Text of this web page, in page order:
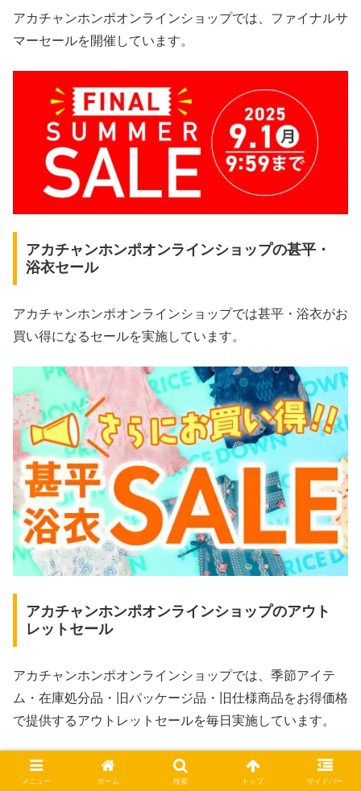
アカチャンホンポオンラインショップでは、ファイナルサ
マーセールを開催しています。
アカチャンホンポオンラインショップの甚平・
浴衣セール
アカチャンホンポオンラインショップでは甚平・浴衣がお
買い得になるセールを実施しています。
アカチャンホンポオンラインショップのアウト
レットセール
アカチャンホンポオンラインショップでは、季節アイテ
ム・在庫処分品・旧パッケージ品・旧仕様商品をお得価格
で提供するアウトレットセールを毎日実施しています。
メニュー ホーム 検索 トップ サイドバー